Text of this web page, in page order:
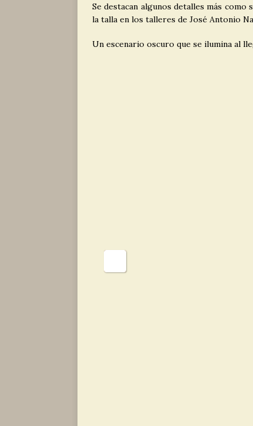
Se destacan algunos detalles más
la talla en los talleres de José Antonio
Un escenario oscuro que se ilumina al